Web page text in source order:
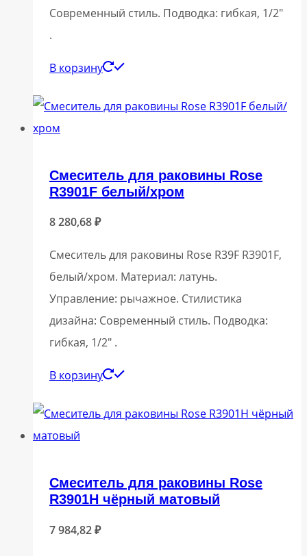
Современный стиль. Подводка: гибкая, 1/2″
.
В корзину
Смеситель для раковины Rose
R3901F белый/хром
8 280,68₽
Смеситель для раковины Rose R39F R3901F,
белый/хром. Материал: латунь.
Управление: рычажное. Стилистика
дизайна: Современный стиль. Подводка:
гибкая, 1/2″ .
В корзину
Смеситель для раковины Rose
R3901H чёрный матовый
7 984,82₽